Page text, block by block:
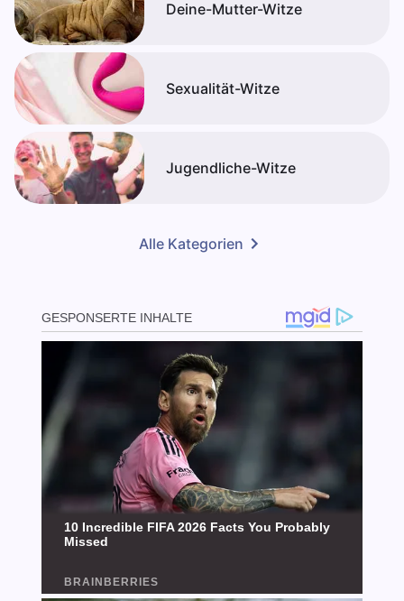
Deine-Mutter-Witze
Sexualität-Witze
Jugendliche-Witze
Alle Kategorien